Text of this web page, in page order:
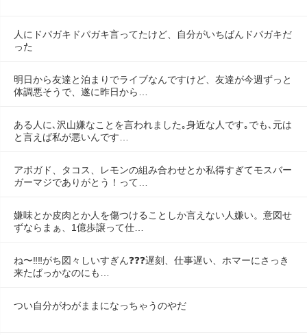
人にドパガキドパガキ言ってたけど、自分がいちばんドパガキだ
った
明日から友達と泊まりでライブなんですけど、友達が今週ずっと
体調悪そうで、遂に昨日から…
ある人に､沢山嫌なことを言われました｡身近な人です｡でも､元は
と言えば私が悪いんです…
アボガド、タコス、レモンの組み合わせとか私得すぎてモスバー
ガーマジでありがとう！って…
嫌味とか皮肉とか人を傷つけることしか言えない人嫌い。意図せ
ずならまぁ、1億歩譲って仕…
ね〜‼️‼️がち図々しいすぎん❓❓❓遅刻、仕事遅い、ホマーにさっき
来たばっかなのにも…
つい自分がわがままになっちゃうのやだ